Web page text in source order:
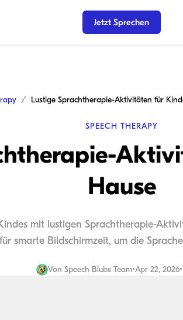
Jetzt Sprechen
SPEECH THERAPY
Hause
mit lustigen Sprachtherapie-
smarte Bildschirmzeit, um die
Von Speech Blubs Team•Apr 22, 2026•